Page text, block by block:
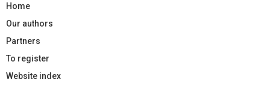
Home
Our authors
Partners
To register
Website index